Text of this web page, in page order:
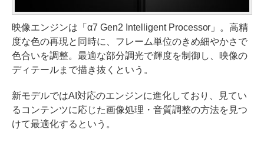
映像エンジンは「α7 Gen2 Intelligent Processor」。高精
度な色の再現と同時に、フレーム単位のきめ細やかさで
色合いを調整。最適な部分調光で輝度を制御し、映像の
ディテールまで描き抜くという。
新モデルではAI対応のエンジンに進化しており、見てい
るコンテンツに応じた画像処理・音質調整の方法を見つ
けて最適化するという。